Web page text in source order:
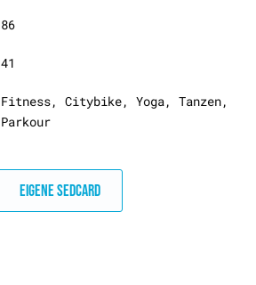
86
41
Fitness, Citybike, Yoga, Tanzen,
Parkour
EIGENE SEDCARD